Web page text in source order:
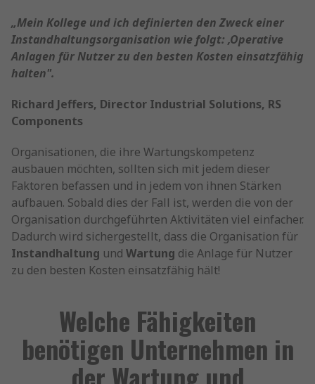
„Mein Kollege und ich definierten den Zweck einer
Instandhaltungsorganisation wie folgt: ‚Operative
Anlagen für Nutzer zu den besten Kosten einsatzfähig
halten".
Richard Jeffers, Director Industrial Solutions, RS
Components
Organisationen, die ihre Wartungskompetenz
ausbauen möchten, sollten sich mit jedem dieser
Faktoren befassen und in jedem von ihnen Stärken
aufbauen. Sobald dies der Fall ist, werden die von der
Organisation durchgeführten Aktivitäten viel einfacher.
Dadurch wird sichergestellt, dass die Organisation für
Instandhaltung und Wartung die Anlage für Nutzer
zu den besten Kosten einsatzfähig hält!
Welche Fähigkeiten
benötigen Unternehmen in